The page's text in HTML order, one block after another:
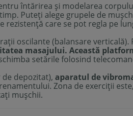
întărirea și modelarea
Puteți alege grupele de
rezistență care se pot regla pe
oscilante (balansare verticală).
masajului. Această
setările folosind
depozitat), aparatul de
Zona de exerciții
mușchii.